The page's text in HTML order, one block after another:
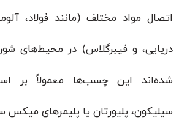
اتصال مواد مختلف (مانند فولاد،
دریایی، و فیبرگلاس) در محیط‌های
شده‌اند این چسب‌ها معمولاً بر
سیلیکون، پلیورتان یا پلیمرهای